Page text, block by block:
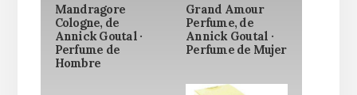
Mandragore
Cologne, de
Annick Goutal ·
Perfume de
Hombre
Grand Amour
Perfume, de
Annick Goutal ·
Perfume de Mujer